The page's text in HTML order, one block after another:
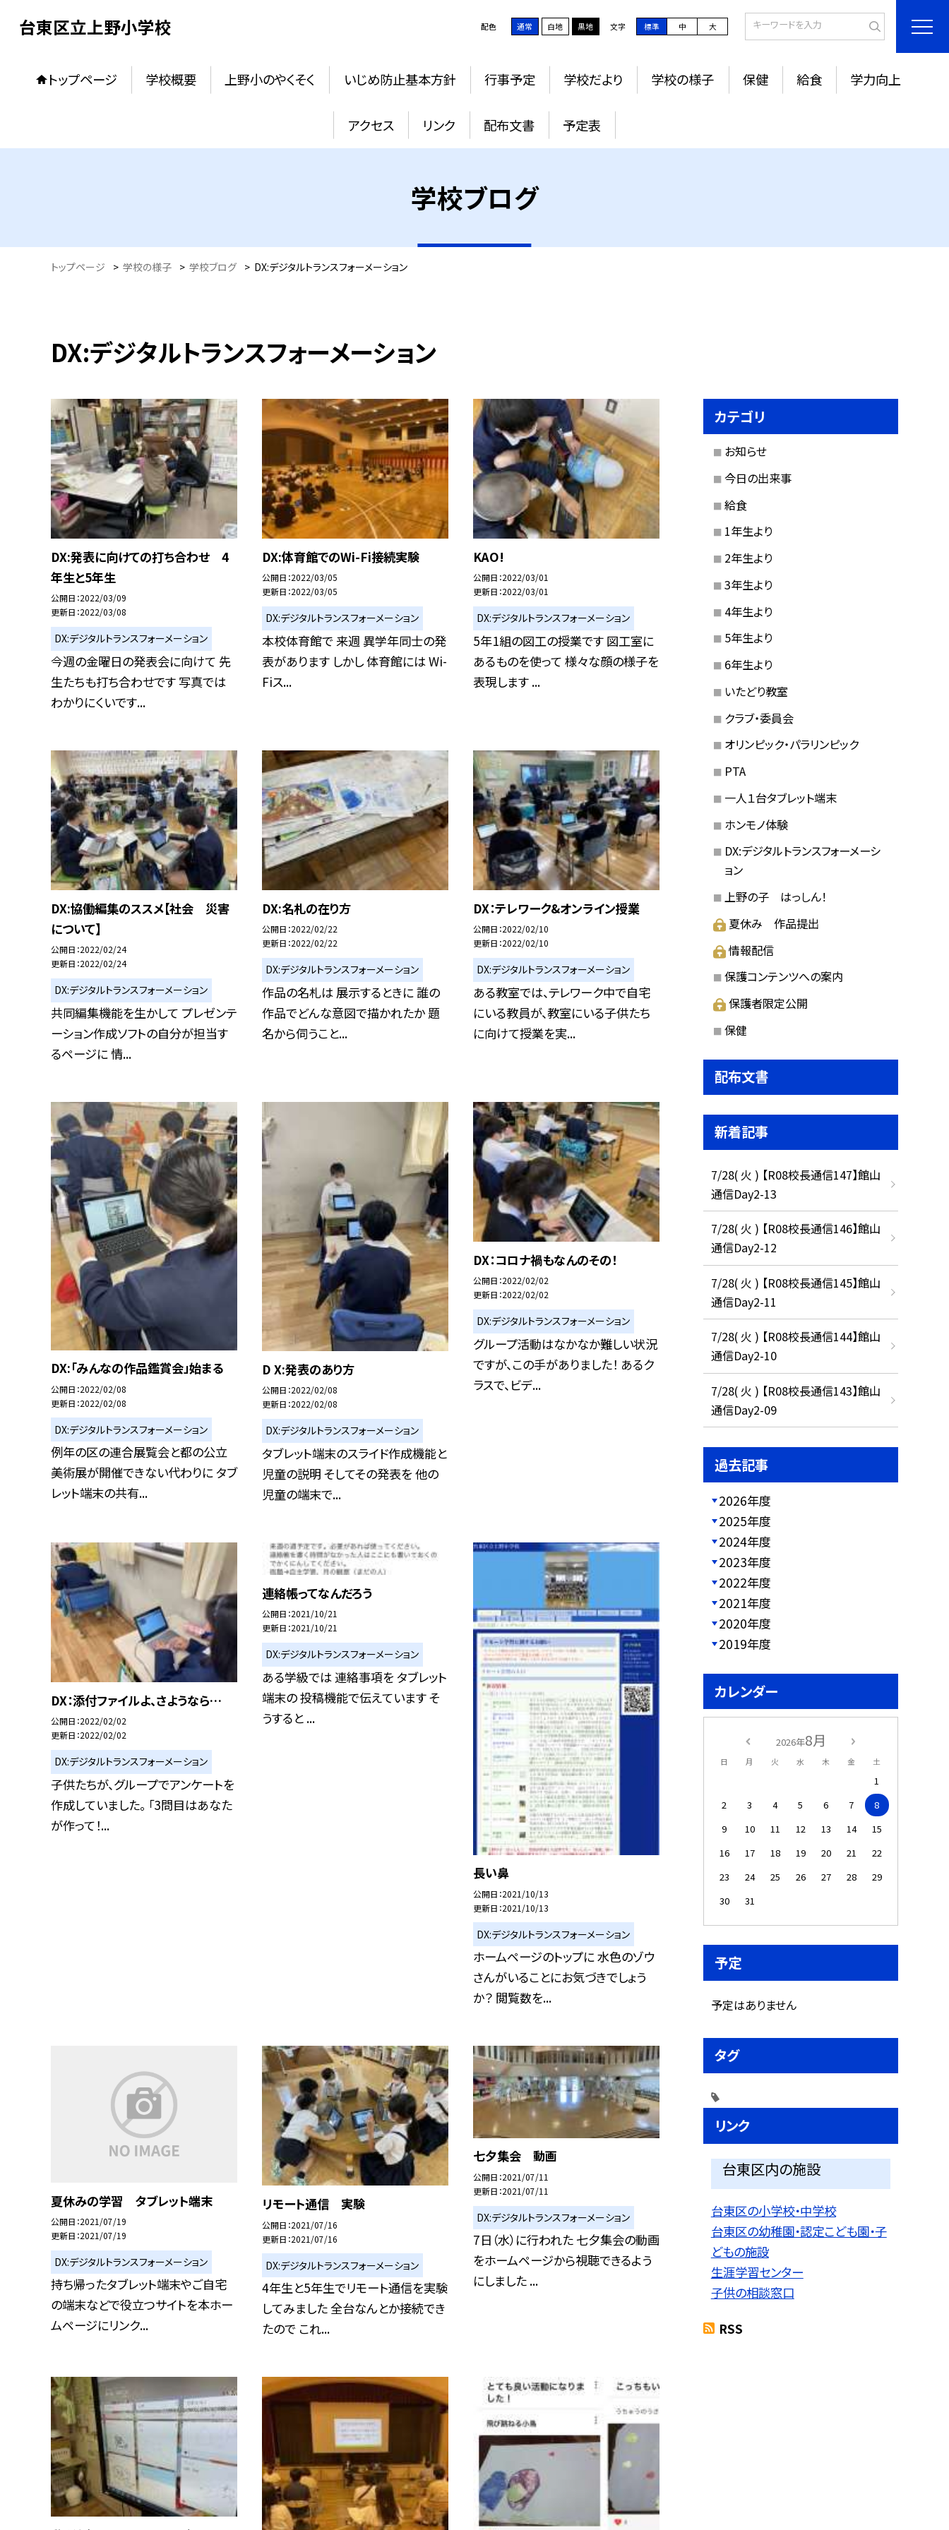
台東区立上野小学校 配色 通常 白地 黒地 文字 標準 中 大
トップページ 学校概要 上野小のやくそく いじめ防止基本方針 行事予定 学校だより 学校の様子 保健 給食 学力向上
アクセス リンク 配布文書 予定表
学校ブログ
トップページ > 学校の様子 > 学校ブログ > DX:デジタルトランスフォーメーション
DX:デジタルトランスフォーメーション
DX:発表に向けての打ち合わせ 4
年生と5年生
公開日 2022/03/09
更新日 2022/03/08
DX:デジタルトランスフォーメーション
今週の金曜日の発表会に向けて 先
生たちも打ち合わせです 写真では
わかりにくいです...
DX:体育館でのWi-Fi接続実験
公開日 2022/03/05
更新日 2022/03/05
DX:デジタルトランスフォーメーション
本校体育館で 来週 異学年同士の発
表があります しかし 体育館には Wi-
Fiス...
KAO!
公開日 2022/03/01
更新日 2022/03/01
DX:デジタルトランスフォーメーション
5年1組の図工の授業です 図工室に
あるものを使って 様々な顔の様子を
表現します ...
DX:協働編集のススメ【社会 災害
について】
公開日 2022/02/24
更新日 2022/02/24
DX:デジタルトランスフォーメーション
共同編集機能を生かして プレゼンテ
ーション作成ソフトの自分が担当す
るページに 情...
DX:名札の在り方
公開日 2022/02/22
更新日 2022/02/22
DX:デジタルトランスフォーメーション
作品の名札は 展示するときに 誰の
作品でどんな意図で描かれたか 題
名から伺うこと...
DX：テレワーク&オンライン授業
公開日 2022/02/10
更新日 2022/02/10
DX:デジタルトランスフォーメーション
ある教室では、テレワーク中で自宅
にいる教員が、教室にいる子供たち
に向けて授業を実...
DX:「みんなの作品鑑賞会」始まる
公開日 2022/02/08
更新日 2022/02/08
DX:デジタルトランスフォーメーション
例年の区の連合展覧会と都の公立
美術展が開催できない代わりに タブ
レット端末の共有...
D X:発表のあり方
公開日 2022/02/08
更新日 2022/02/08
DX:デジタルトランスフォーメーション
タブレット端末のスライド作成機能と
児童の説明 そしてその発表を 他の
児童の端末で...
DX：コロナ禍もなんのその！
公開日 2022/02/02
更新日 2022/02/02
DX:デジタルトランスフォーメーション
グループ活動はなかなか難しい状況
ですが、この手がありました！ あるク
ラスで、ビデ...
DX：添付ファイルよ、さようなら…
公開日 2022/02/02
更新日 2022/02/02
DX:デジタルトランスフォーメーション
子供たちが、グループでアンケートを
作成していました。 「3問目はあなた
が作って！...
連絡帳ってなんだろう
公開日 2021/10/21
更新日 2021/10/21
DX:デジタルトランスフォーメーション
ある学級では 連絡事項を タブレット
端末の 投稿機能で伝えています そ
うすると ...
長い鼻
公開日 2021/10/13
更新日 2021/10/13
DX:デジタルトランスフォーメーション
ホームページのトップに 水色のゾウ
さんがいることにお気づきでしょう
か？ 閲覧数を...
夏休みの学習 タブレット端末
公開日 2021/07/19
更新日 2021/07/19
DX:デジタルトランスフォーメーション
持ち帰ったタブレット端末やご自宅
の端末などで役立つサイトを本ホー
ムページにリンク...
リモート通信 実験
公開日 2021/07/16
更新日 2021/07/16
DX:デジタルトランスフォーメーション
4年生と5年生でリモート通信を実験
してみました 全台なんとか接続でき
たので これ...
七夕集会 動画
公開日 2021/07/11
更新日 2021/07/11
DX:デジタルトランスフォーメーション
7日（水）に行われた 七夕集会の動画
をホームページから視聴できるよう
にしました ...
カテゴリ
お知らせ
今日の出来事
給食
1年生より
2年生より
3年生より
4年生より
5年生より
6年生より
いたどり教室
クラブ・委員会
オリンピック・パラリンピック
PTA
一人１台タブレット端末
ホンモノ体験
DX:デジタルトランスフォーメーシ
ョン
上野の子 はっしん！
夏休み 作品提出
情報配信
保護コンテンツへの案内
保護者限定公開
保健
配布文書
新着記事
7/28( 火 ) 【R08校長通信147】館山
通信Day2-13
7/28( 火 ) 【R08校長通信146】館山
通信Day2-12
7/28( 火 ) 【R08校長通信145】館山
通信Day2-11
7/28( 火 ) 【R08校長通信144】館山
通信Day2-10
7/28( 火 ) 【R08校長通信143】館山
通信Day2-09
過去記事
2026年度
2025年度
2024年度
2023年度
2022年度
2021年度
2020年度
2019年度
カレンダー
2026年8月
日 月 火 水 木 金 土
1
2
3 4 5 6 7
8
9
10 11 12 13 14
15
16
17 18 19 20 21
22
23
24 25 26 27 28
29
30
31
予定
予定はありません
タグ
リンク
台東区内の施設
台東区の小学校・中学校
台東区の幼稚園・認定こども園・子
どもの施設
生涯学習センター
子供の相談窓口
RSS